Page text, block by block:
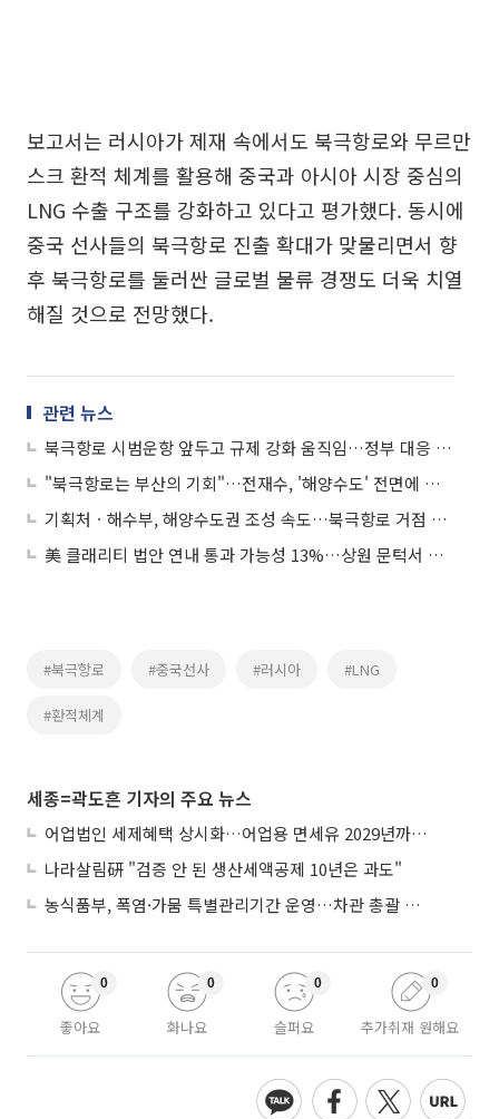
보고서는 러시아가 제재 속에서도 북극항로와 무르만
스크 환적 체계를 활용해 중국과 아시아 시장 중심의
LNG 수출 구조를 강화하고 있다고 평가했다. 동시에
중국 선사들의 북극항로 진출 확대가 맞물리면서 향
후 북극항로를 둘러싼 글로벌 물류 경쟁도 더욱 치열
해질 것으로 전망했다.
관련 뉴스
북극항로 시범운항 앞두고 규제 강화 움직임…정부 대응 전략 '시급'
"북극항로는 부산의 기회"…전재수, '해양수도' 전면에 걸고 정책 승부수
기획처ㆍ해수부, 해양수도권 조성 속도…북극항로 거점 전략 본격화
美 클래리티 법안 연내 통과 가능성 13%…상원 문턱서 제동
#북극항로 #중국선사 #러시아 #LNG
#환적체계
세종=곽도흔 기자의 주요 뉴스
어업법인 세제혜택 상시화…어업용 면세유 2029년까지 연장
나라살림硏 "검증 안 된 생산세액공제 10년은 과도"
농식품부, 폭염·가뭄 특별관리기간 운영…차관 총괄 대응체계 격상
좋아요
0
화나요
0
슬퍼요
0
추가취재 원해요
0